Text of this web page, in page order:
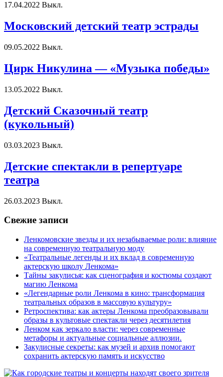
17.04.2022 Выкл.
Московский детский театр эстрады
09.05.2022 Выкл.
Цирк Никулина — «Музыка победы»
13.05.2022 Выкл.
Детский Сказочный театр
(кукольный)
03.03.2023 Выкл.
Детские спектакли в репертуаре
театра
26.03.2023 Выкл.
Свежие записи
Ленкомовские звезды и их незабываемые роли: влияние
на современную театральную моду
«Театральные легенды и их вклад в современную
актерскую школу Ленкома»
Тайны закулисья: как сценография и костюмы создают
магию Ленкома
«Легендарные роли Ленкома в кино: трансформация
театральных образов в массовую культуру»
Ретроспектива: как актеры Ленкома преобразовывали
образы в культовые спектакли через десятилетия
Ленком как зеркало власти: через современные
метафоры и актуальные социальные аллюзии.
Закулисные секреты: как музей и архив помогают
сохранить актерскую память и искусство